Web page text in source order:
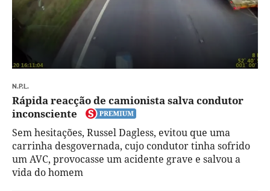
N.P.L.
Rápida reacção de camionista salva condutor
inconsciente
Sem hesitações, Russel Dagless, evitou que uma
carrinha desgovernada, cujo condutor tinha sofrido
um AVC, provocasse um acidente grave e salvou a
vida do homem